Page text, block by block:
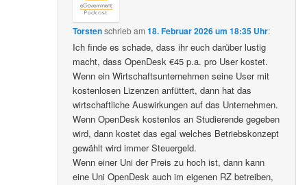
Torstenschriebam18. Februar 2026 um 18:35 Uhr:
Ich finde es schade, dass ihr euch darüber lustig
macht, dass OpenDesk €45 p.a. pro User kostet.
Wenn ein Wirtschaftsunternehmen seine User mit
kostenlosen Lizenzen anfüttert, dann hat das
wirtschaftliche Auswirkungen auf das Unternehmen.
Wenn OpenDesk kostenlos an Studierende gegeben
wird, dann kostet das egal welches Betriebskonzept
gewählt wird immer Steuergeld.
Wenn einer Uni der Preis zu hoch ist, dann kann
eine Uni OpenDesk auch im eigenen RZ betreiben,